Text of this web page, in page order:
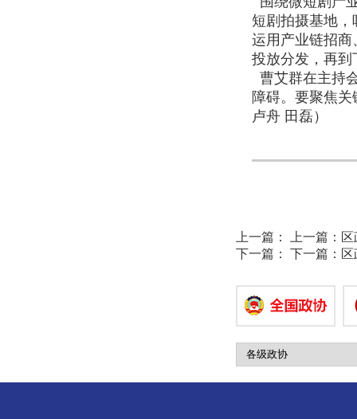
短剧拍摄基地
运用产业链招
投放分发，再
曹艾群在主持
障碍。要聚焦
卢舟 田磊）
上一篇： 上一篇：
下一篇： 下一篇：